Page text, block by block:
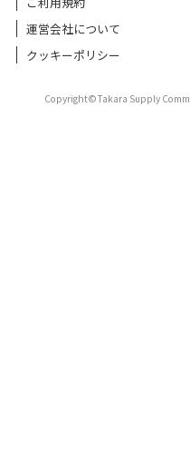
運営会社について
クッキーポリシー
Copyright©Takara Supply